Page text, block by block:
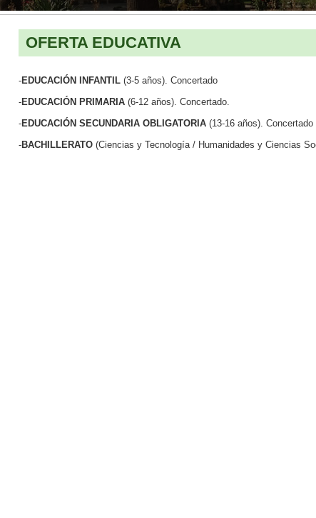
OFERTA EDUCATIVA
-EDUCACIÓN INFANTIL (3-5 años). Concertado
-EDUCACIÓN PRIMARIA (6-12 años). Concertado.
-EDUCACIÓN SECUNDARIA OBLIGATORIA (13-16 años). Concertado
-BACHILLERATO (Ciencias y Tecnología / Humanidades y Ciencias